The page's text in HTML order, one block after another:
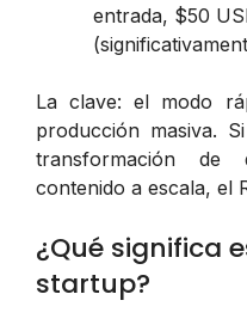
entrada, $50
La clave: el modo
producción masiva.
transformación
contenido a escala, el
¿Qué significa
startup?